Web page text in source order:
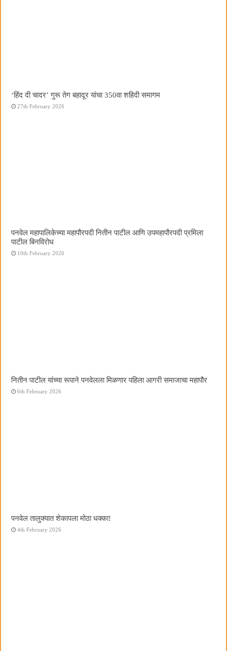
‘हिंद दी चादर’ गुरू तेग बहादूर यांचा 350वा शहिदी समागम
27th February 2026
पनवेल महापालिकेच्या महापौरपदी नितीन पाटील आणि उपमहापौरपदी प्रमिला
पाटील बिनविरोध
10th February 2026
नितीन पाटील यांच्या रूपाने पनवेलला मिळणार पहिला आगरी समाजाचा महापौर
6th February 2026
पनवेल तालुक्यात शेकापला मोठा धक्का!
4th February 2026